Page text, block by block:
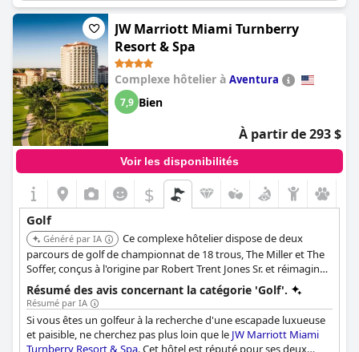
JW Marriott Miami Turnberry
Resort & Spa
Complexe hôtelier à Aventura
7,9 Bien
À partir de 293 $
Voir les disponibilités
$
Golf
Généré par IA
Ce complexe hôtelier dispose de deux
parcours de golf de championnat de 18 trous, The Miller et The
Soffer, conçus à l'origine par Robert Trent Jones Sr. et réimaginés
par Raymond Floyd. Il offre une expérience luxueuse avec une
cuisine raffinée et un spa.
Résumé des avis concernant la catégorie 'Golf'.
Résumé par IA
Si vous êtes un golfeur à la recherche d'une escapade luxueuse
et paisible, ne cherchez pas plus loin que le JW Marriott Miami
Turnberry Resort & Spa. Cet hôtel est réputé pour ses deux